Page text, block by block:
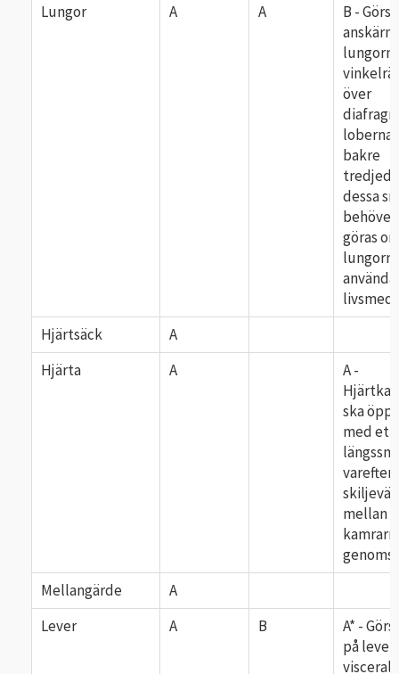
Lungor
A A
B - Görs
över
lobernas
bakre
dessa
behöver
göras
Hjärtsäck
A
Hjärta
A
A -
ska
med ett
varefter
mellan
Mellangärde
A
Lever
A B
A* -
på